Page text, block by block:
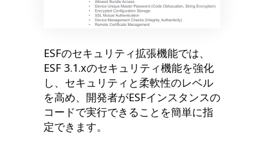
ESFのセキュリティ拡張機能では、
ESF 3.1.xのセキュリティ機能を強化
し、セキュリティと柔軟性のレベル
を高め、開発者がESFインスタンスの
コードで実行できることを簡単に指
定できます。